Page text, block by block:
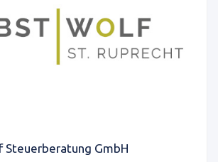
Steuerberatung GmbH